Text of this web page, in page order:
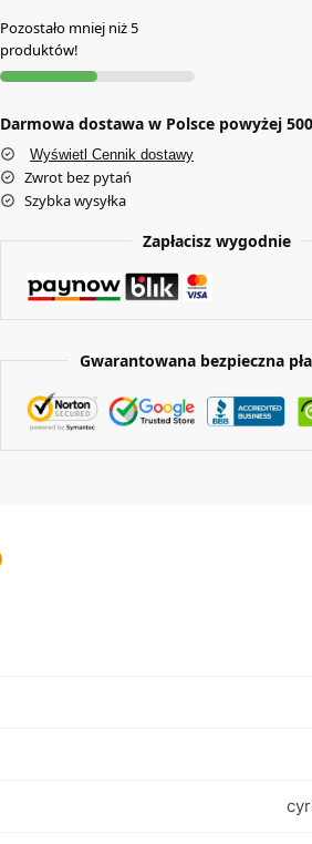
Pozostało mniej niż 5
produktów!
Darmowa dostawa w Polsce powyżej
Wyświetl Cennik dostawy
Zwrot bez pytań
Szybka wysyłka
Zapłacisz wygodnie
Gwarantowana bezpieczna